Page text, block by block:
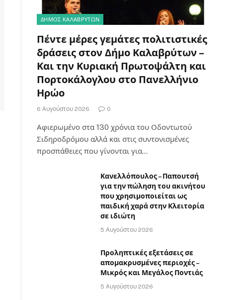
ΔΗΜΟΣ ΚΑΛΑΒΡΥΤΩΝ
Πέντε μέρες γεμάτες πολιτιστικές
δράσεις στον Δήμο Καλαβρύτων –
Και την Κυριακή Πρωτοψάλτη και
Πορτοκάλογλου στο Πανελλήνιο
Ηρώο
6 Αυγούστου 2026 0
Αφιερωμένο στα 130 χρόνια του Οδοντωτού
Σιδηροδρόμου αλλά και στις συντονισμένες
προσπάθειες που γίνονται για…
Κανελλόπουλος – Παπουτσή
για την πώληση του ακινήτου
που χρησιμοποιείται ως
παιδική χαρά στην Κλειτορία
σε ιδιώτη
5 Αυγούστου 2026
Προληπτικές εξετάσεις σε
απομακρυσμένες περιοχές –
Μικρός και Μεγάλος Ποντιάς
5 Αυγούστου 2026